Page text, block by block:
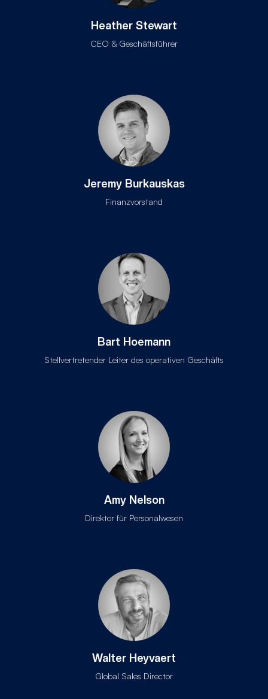
Heather Stewart
CEO & Geschäftsführer
Jeremy Burkauskas
Finanzvorstand
Bart Hoemann
Stellvertretender Leiter des operativen Geschäfts
Amy Nelson
Direktor für Personalwesen
Walter Heyvaert
Global Sales Director